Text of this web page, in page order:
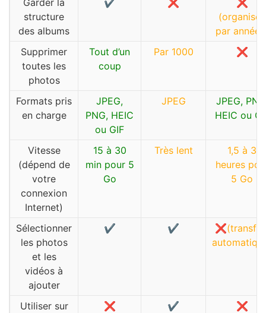
structure
des albums
(organisés
par
Supprimer
toutes les
photos
Tout d’un
coup
Par 1000 ❌
Formats pris
en charge
JPEG,
PNG, HEIC
ou GIF
JPEG
JPEG,
HEIC ou
Vitesse
(dépend de
votre
connexion
Internet)
15 à 30
min pour 5
Go
Très lent
1,5 à 3
heures
5 Go
Sélectionner
les photos
et les
vidéos à
ajouter
✔️ ✔️
Utiliser sur
❌ ✔️ ❌